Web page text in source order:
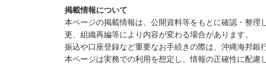
掲載情報について
本ページの掲載情報は、公開資料等をもとに確認・整理
更、組織再編等により内容が変わる場合があります。
振込や口座登録など重要なお手続きの際は、沖縄海邦銀
本ページは実務での利用を想定し、情報の正確性に配慮